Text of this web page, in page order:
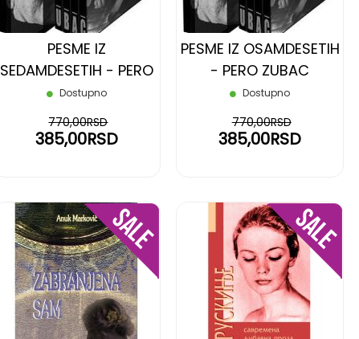
PESME IZ
SEDAMDESETIH - PERO
ZUBAC
Dostupno
385,00RSD
770,00RSD
PESME IZ OSAMDESETIH
- PERO ZUBAC
Dostupno
385,00RSD
770,00RSD
DODAJ
NA
DODAJ
NA